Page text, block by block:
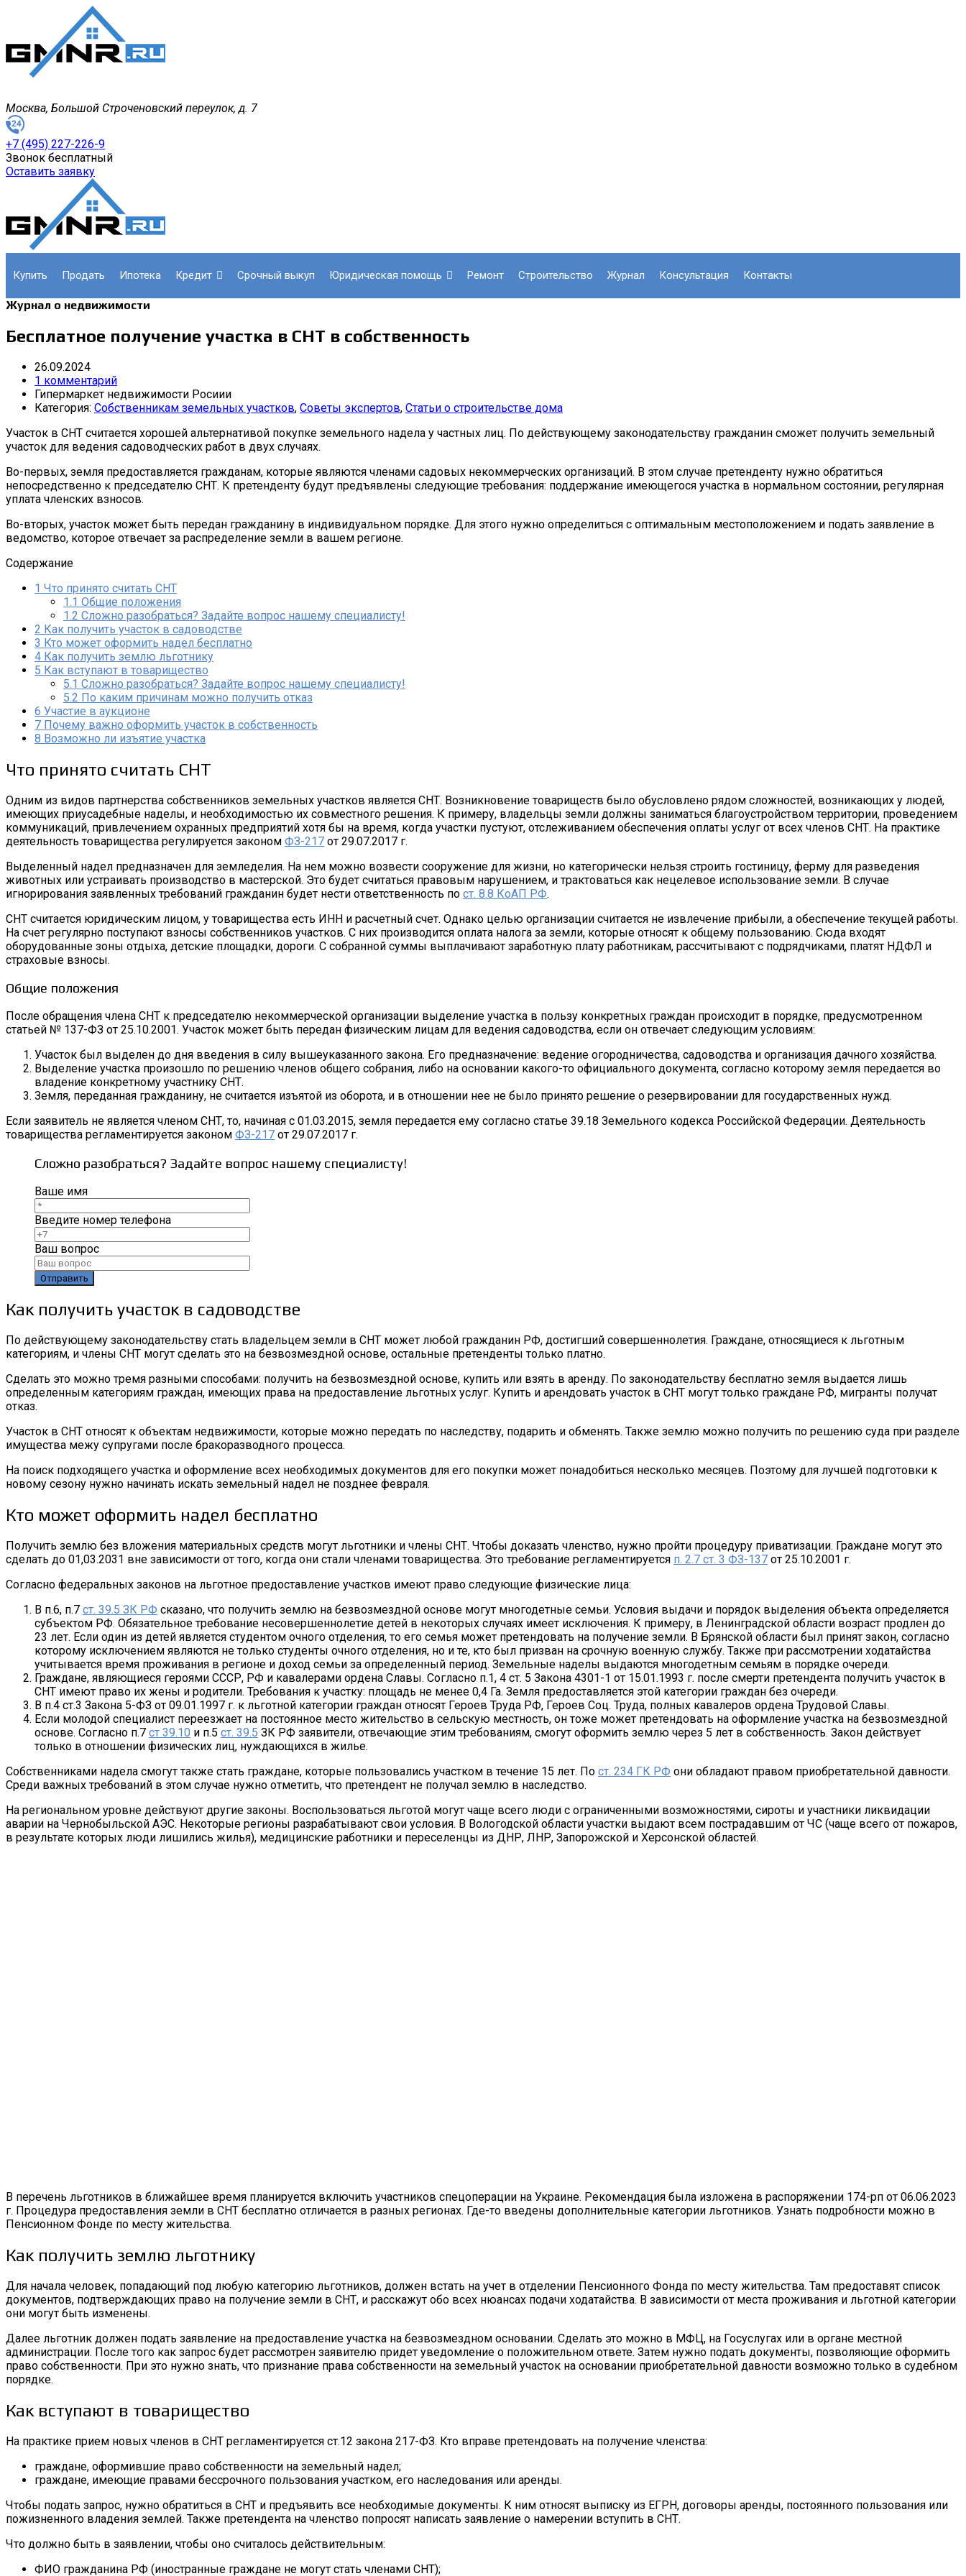
Москва, Большой Строченовский переулок, д. 7
+7 (495) 227-226-9
Звонок бесплатный
Оставить заявку
купить продать ипотека кредит срочный выкуп юридическая помощь ремонт строительство журнал консультация контакты
Журнал о недвижимости
Бесплатное получение участка в СНТ в собственность
26.09.2024
1 комментарий
Гипермаркет недвижимости Росиии
Категория: Собственникам земельных участков, Советы экспертов, Статьи о строительстве дома
Участок в СНТ считается хорошей альтернативой покупке земельного надела у частных лиц. По действующему законодательству гражданин сможет получить земельный
участок для ведения садоводческих работ в двух случаях.
Во-первых, земля предоставляется гражданам, которые являются членами садовых некоммерческих организаций. В этом случае претенденту нужно обратиться
непосредственно к председателю СНТ. К претенденту будут предъявлены следующие требования: поддержание имеющегося участка в нормальном состоянии, регулярная
уплата членских взносов.
Во-вторых, участок может быть передан гражданину в индивидуальном порядке. Для этого нужно определиться с оптимальным местоположением и подать заявление в
ведомство, которое отвечает за распределение земли в вашем регионе.
Содержание
1 Что принято считать СНТ
1.1 Общие положения
1.2 Сложно разобраться? Задайте вопрос нашему специалисту!
2 Как получить участок в садоводстве
3 Кто может оформить надел бесплатно
4 Как получить землю льготнику
5 Как вступают в товарищество
5.1 Сложно разобраться? Задайте вопрос нашему специалисту!
5.2 По каким причинам можно получить отказ
6 Участие в аукционе
7 Почему важно оформить участок в собственность
8 Возможно ли изъятие участка
Что принято считать СНТ
Одним из видов партнерства собственников земельных участков является СНТ. Возникновение товариществ было обусловлено рядом сложностей, возникающих у людей,
имеющих приусадебные наделы, и необходимостью их совместного решения. К примеру, владельцы земли должны заниматься благоустройством территории, проведением
коммуникаций, привлечением охранных предприятий хотя бы на время, когда участки пустуют, отслеживанием обеспечения оплаты услуг от всех членов СНТ. На практике
деятельность товарищества регулируется законом ФЗ-217 от 29.07.2017 г.
Выделенный надел предназначен для земледелия. На нем можно возвести сооружение для жизни, но категорически нельзя строить гостиницу, ферму для разведения
животных или устраивать производство в мастерской. Это будет считаться правовым нарушением, и трактоваться как нецелевое использование земли. В случае
игнорирования заявленных требований гражданин будет нести ответственность по ст. 8.8 КоАП РФ.
СНТ считается юридическим лицом, у товарищества есть ИНН и расчетный счет. Однако целью организации считается не извлечение прибыли, а обеспечение текущей работы.
На счет регулярно поступают взносы собственников участков. С них производится оплата налога за земли, которые относят к общему пользованию. Сюда входят
оборудованные зоны отдыха, детские площадки, дороги. С собранной суммы выплачивают заработную плату работникам, рассчитывают с подрядчиками, платят НДФЛ и
страховые взносы.
Общие положения
После обращения члена СНТ к председателю некоммерческой организации выделение участка в пользу конкретных граждан происходит в порядке, предусмотренном
статьей № 137-ФЗ от 25.10.2001. Участок может быть передан физическим лицам для ведения садоводства, если он отвечает следующим условиям:
Участок был выделен до дня введения в силу вышеуказанного закона. Его предназначение: ведение огородничества, садоводства и организация дачного хозяйства.
Выделение участка произошло по решению членов общего собрания, либо на основании какого-то официального документа, согласно которому земля передается во
владение конкретному участнику СНТ.
Земля, переданная гражданину, не считается изъятой из оборота, и в отношении нее не было принято решение о резервировании для государственных нужд.
Если заявитель не является членом СНТ, то, начиная с 01.03.2015, земля передается ему согласно статье 39.18 Земельного кодекса Российской Федерации. Деятельность
товарищества регламентируется законом ФЗ-217 от 29.07.2017 г.
Сложно разобраться? Задайте вопрос нашему специалисту!
Ваше имя
Введите номер телефона
Ваш вопрос
Как получить участок в садоводстве
По действующему законодательству стать владельцем земли в СНТ может любой гражданин РФ, достигший совершеннолетия. Граждане, относящиеся к льготным
категориям, и члены СНТ могут сделать это на безвозмездной основе, остальные претенденты только платно.
Сделать это можно тремя разными способами: получить на безвозмездной основе, купить или взять в аренду. По законодательству бесплатно земля выдается лишь
определенным категориям граждан, имеющих права на предоставление льготных услуг. Купить и арендовать участок в СНТ могут только граждане РФ, мигранты получат
отказ.
Участок в СНТ относят к объектам недвижимости, которые можно передать по наследству, подарить и обменять. Также землю можно получить по решению суда при разделе
имущества межу супругами после бракоразводного процесса.
На поиск подходящего участка и оформление всех необходимых документов для его покупки может понадобиться несколько месяцев. Поэтому для лучшей подготовки к
новому сезону нужно начинать искать земельный надел не позднее февраля.
Кто может оформить надел бесплатно
Получить землю без вложения материальных средств могут льготники и члены СНТ. Чтобы доказать членство, нужно пройти процедуру приватизации. Граждане могут это
сделать до 01,03.2031 вне зависимости от того, когда они стали членами товарищества. Это требование регламентируется п. 2.7 ст. 3 ФЗ-137 от 25.10.2001 г.
Согласно федеральных законов на льготное предоставление участков имеют право следующие физические лица:
В п.6, п.7 ст. 39.5 ЗК РФ сказано, что получить землю на безвозмездной основе могут многодетные семьи. Условия выдачи и порядок выделения объекта определяется
субъектом РФ. Обязательное требование несовершеннолетие детей в некоторых случаях имеет исключения. К примеру, в Ленинградской области возраст продлен до
23 лет. Если один из детей является студентом очного отделения, то его семья может претендовать на получение земли. В Брянской области был принят закон, согласно
которому исключением являются не только студенты очного отделения, но и те, кто был призван на срочную военную службу. Также при рассмотрении ходатайства
учитывается время проживания в регионе и доход семьи за определенный период. Земельные наделы выдаются многодетным семьям в порядке очереди.
Граждане, являющиеся героями СССР, РФ и кавалерами ордена Славы. Согласно п.1, 4 ст. 5 Закона 4301-1 от 15.01.1993 г. после смерти претендента получить участок в
СНТ имеют право их жены и родители. Требования к участку: площадь не менее 0,4 Га. Земля предоставляется этой категории граждан без очереди.
В п.4 ст.3 Закона 5-ФЗ от 09.01.1997 г. к льготной категории граждан относят Героев Труда РФ, Героев Соц. Труда, полных кавалеров ордена Трудовой Славы.
Если молодой специалист переезжает на постоянное место жительство в сельскую местность, он тоже может претендовать на оформление участка на безвозмездной
основе. Согласно п.7 ст 39.10 и п.5 ст. 39.5 ЗК РФ заявители, отвечающие этим требованиям, смогут оформить землю через 5 лет в собственность. Закон действует
только в отношении физических лиц, нуждающихся в жилье.
Собственниками надела смогут также стать граждане, которые пользовались участком в течение 15 лет. По ст. 234 ГК РФ они обладают правом приобретательной давности.
Среди важных требований в этом случае нужно отметить, что претендент не получал землю в наследство.
На региональном уровне действуют другие законы. Воспользоваться льготой могут чаще всего люди с ограниченными возможностями, сироты и участники ликвидации
аварии на Чернобыльской АЭС. Некоторые регионы разрабатывают свои условия. В Вологодской области участки выдают всем пострадавшим от ЧС (чаще всего от пожаров,
в результате которых люди лишились жилья), медицинские работники и переселенцы из ДНР, ЛНР, Запорожской и Херсонской областей.
В перечень льготников в ближайшее время планируется включить участников спецоперации на Украине. Рекомендация была изложена в распоряжении 174-рп от 06.06.2023
г. Процедура предоставления земли в СНТ бесплатно отличается в разных регионах. Где-то введены дополнительные категории льготников. Узнать подробности можно в
Пенсионном Фонде по месту жительства.
Как получить землю льготнику
Для начала человек, попадающий под любую категорию льготников, должен встать на учет в отделении Пенсионного Фонда по месту жительства. Там предоставят список
документов, подтверждающих право на получение земли в СНТ, и расскажут обо всех нюансах подачи ходатайства. В зависимости от места проживания и льготной категории
они могут быть изменены.
Далее льготник должен подать заявление на предоставление участка на безвозмездном основании. Сделать это можно в МФЦ, на Госуслугах или в органе местной
администрации. После того как запрос будет рассмотрен заявителю придет уведомление о положительном ответе. Затем нужно подать документы, позволяющие оформить
право собственности. При это нужно знать, что признание права собственности на земельный участок на основании приобретательной давности возможно только в судебном
порядке.
Как вступают в товарищество
На практике прием новых членов в СНТ регламентируется ст.12 закона 217-ФЗ. Кто вправе претендовать на получение членства:
граждане, оформившие право собственности на земельный надел;
граждане, имеющие правами бессрочного пользования участком, его наследования или аренды.
Чтобы подать запрос, нужно обратиться в СНТ и предъявить все необходимые документы. К ним относят выписку из ЕГРН, договоры аренды, постоянного пользования или
пожизненного владения землей. Также претендента на членство попросят написать заявление о намерении вступить в СНТ.
Что должно быть в заявлении, чтобы оно считалось действительным:
ФИО гражданина РФ (иностранные граждане не могут стать членами СНТ);